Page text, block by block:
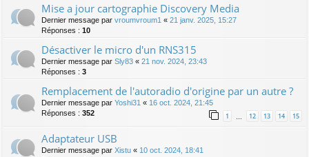
Mise a jour cartographie Discovery Media
Dernier message par vroumvroum1 « 21 janv. 2025, 15:27
Réponses : 10
Désactiver le micro d'un RNS315
Dernier message par Sly83 « 21 nov. 2024, 23:43
Réponses : 3
Remplacement de l'autoradio d'origine par un autre ?
Dernier message par Yoshi31 « 16 oct. 2024, 21:45
Réponses : 352 1 12 13 14 15
Adaptateur USB
Dernier message par Xistu « 10 oct. 2024, 18:41